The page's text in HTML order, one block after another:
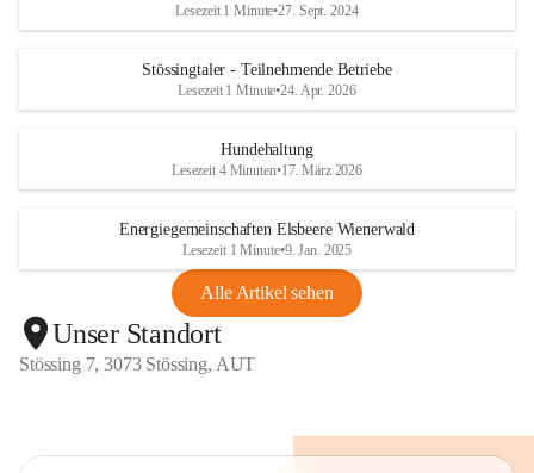
Lesezeit 1 Minute•27. Sept. 2024
Stössingtaler - Teilnehmende Betriebe
Lesezeit 1 Minute•24. Apr. 2026
Hundehaltung
Lesezeit 4 Minuten•17. März 2026
Energiegemeinschaften Elsbeere Wienerwald
Lesezeit 1 Minute•9. Jan. 2025
Alle Artikel sehen
Unser Standort
Stössing 7, 3073 Stössing, AUT